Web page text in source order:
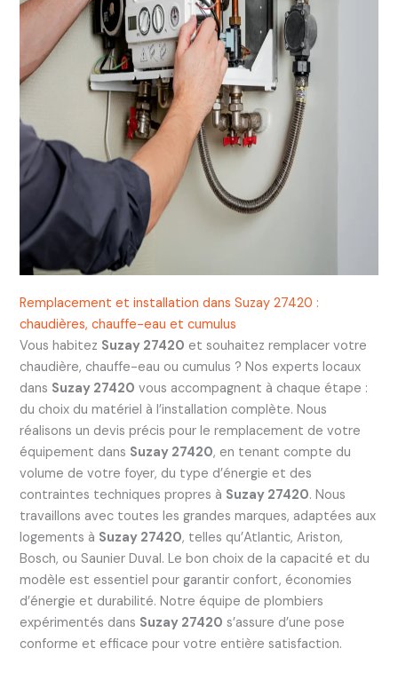
Remplacement et installation dans Suzay 27420 :
chaudières, chauffe-eau et cumulus
Vous habitez Suzay 27420 et souhaitez remplacer votre
chaudière, chauffe-eau ou cumulus ? Nos experts locaux
dans Suzay 27420 vous accompagnent à chaque étape :
du choix du matériel à l’installation complète. Nous
réalisons un devis précis pour le remplacement de votre
équipement dans Suzay 27420, en tenant compte du
volume de votre foyer, du type d’énergie et des
contraintes techniques propres à Suzay 27420. Nous
travaillons avec toutes les grandes marques, adaptées aux
logements à Suzay 27420, telles qu’Atlantic, Ariston,
Bosch, ou Saunier Duval. Le bon choix de la capacité et du
modèle est essentiel pour garantir confort, économies
d’énergie et durabilité. Notre équipe de plombiers
expérimentés dans Suzay 27420 s’assure d’une pose
conforme et efficace pour votre entière satisfaction.